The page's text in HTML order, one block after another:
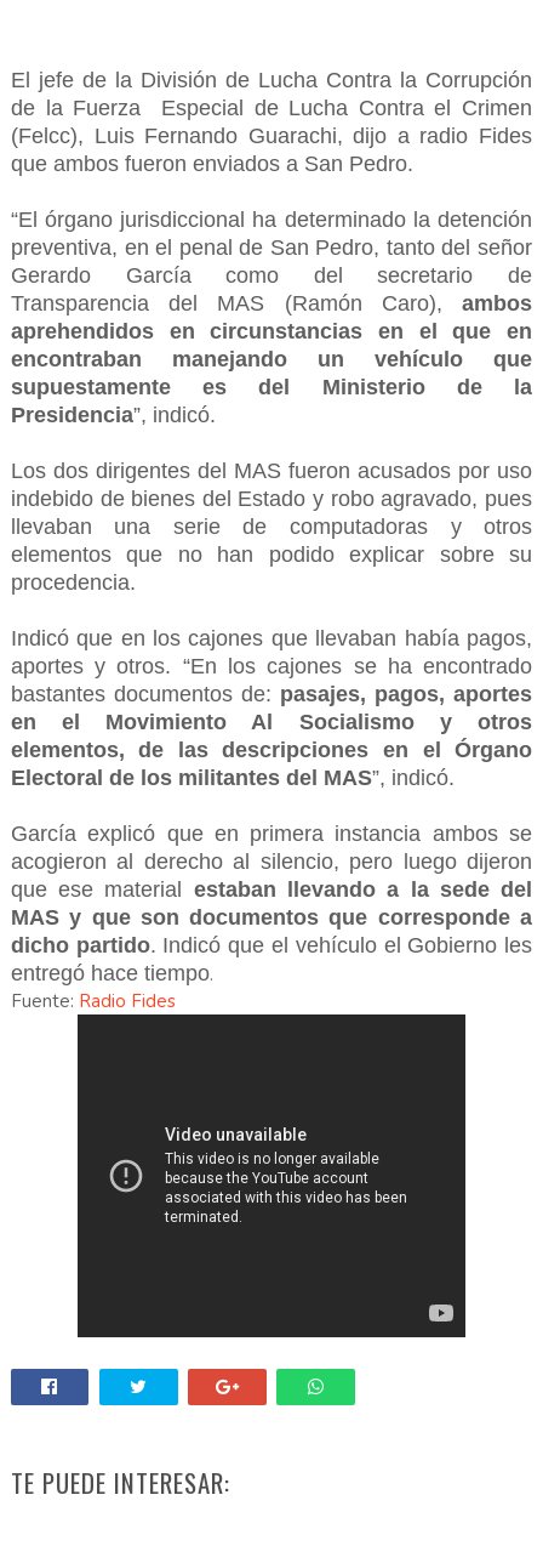
El jefe de la División de Lucha Contra la Corrupción
de la Fuerza Especial de Lucha Contra el Crimen
(Felcc), Luis Fernando Guarachi, dijo a radio Fides
que ambos fueron enviados a San Pedro.
“El órgano jurisdiccional ha determinado la detención
preventiva, en el penal de San Pedro, tanto del señor
Gerardo García como del secretario de
Transparencia del MAS (Ramón Caro),ambos
aprehendidos en circunstancias en el que en
encontraban manejando un vehículo que
supuestamente es del Ministerio de la
Presidencia”, indicó.
Los dos dirigentes del MAS fueron acusados por uso
indebido de bienes del Estado y robo agravado, pues
llevaban una serie de computadoras y otros
elementos que no han podido explicar sobre su
procedencia.
Indicó que en los cajones que llevaban había pagos,
aportes y otros. “En los cajones se ha encontrado
bastantes documentos de: pasajes, pagos, aportes
en el Movimiento Al Socialismo y otros
elementos, de las descripciones en el Órgano
Electoral de los militantes del MAS”, indicó.
García explicó que en primera instancia ambos se
acogieron al derecho al silencio, pero luego dijeron
que ese material estaban llevando a la sede del
MAS y que son documentos que corresponde a
dicho partido. Indicó que el vehículo el Gobierno les
entregó hace tiempo.
Fuente: Radio Fides
TE PUEDE INTERESAR: